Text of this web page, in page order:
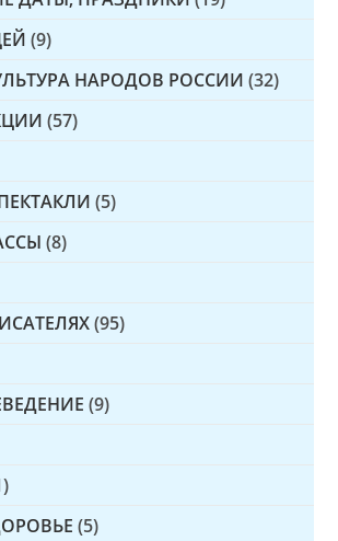
(9)
НАРОДОВ РОССИИ (32)
(57)
(5)
(8)
(95)
(9)
(5)